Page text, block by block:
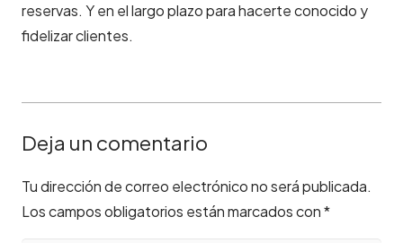
reservas. Y en el largo plazo para hacerte conocido y
fidelizar clientes.
Deja un comentario
Tu dirección de correo electrónico no será publicada.
Los campos obligatorios están marcados con*